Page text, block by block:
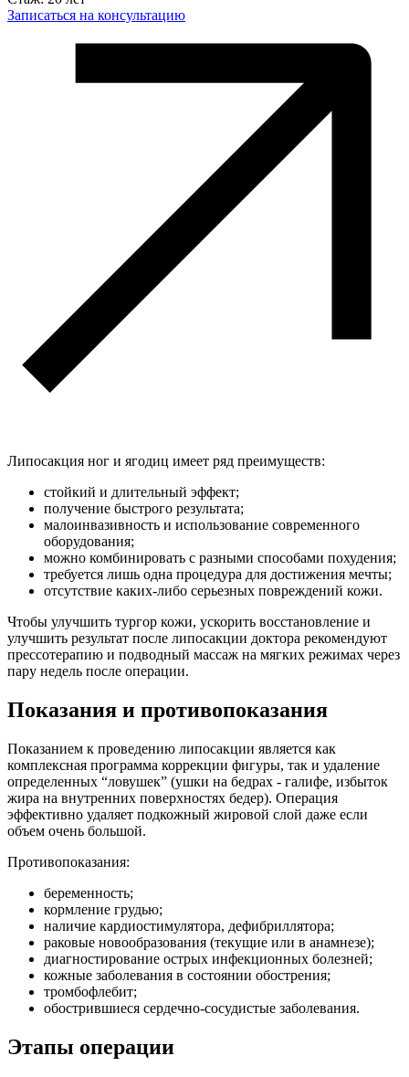
Записаться на консультацию
Липосакция ног и ягодиц имеет ряд преимуществ:
стойкий и длительный эффект;
получение быстрого результата;
малоинвазивность и использование современного
оборудования;
можно комбинировать с разными способами похудения;
требуется лишь одна процедура для достижения мечты;
отсутствие каких-либо серьезных повреждений кожи.
Чтобы улучшить тургор кожи, ускорить восстановление и
улучшить результат после липосакции доктора рекомендуют
прессотерапию и подводный массаж на мягких режимах через
пару недель после операции.
Показания и противопоказания
Показанием к проведению липосакции является как
комплексная программа коррекции фигуры, так и удаление
определенных “ловушек” (ушки на бедрах - галифе, избыток
жира на внутренних поверхностях бедер). Операция
эффективно удаляет подкожный жировой слой даже если
объем очень большой.
Противопоказания:
беременность;
кормление грудью;
наличие кардиостимулятора, дефибриллятора;
раковые новообразования (текущие или в анамнезе);
диагностирование острых инфекционных болезней;
кожные заболевания в состоянии обострения;
тромбофлебит;
обострившиеся сердечно-сосудистые заболевания.
Этапы операции